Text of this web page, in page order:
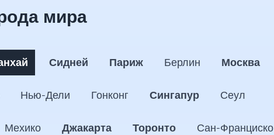
мира
Сидней Париж Берлин Москва
Нью-Дели Гонконг Сингапур Сеул
Мехико Джакарта Торонто Сан-Франциско